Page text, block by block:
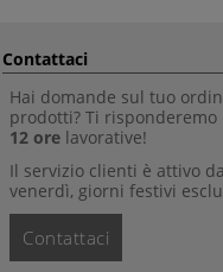
Contattaci
Hai domande sul tuo
prodotti? Ti risponderemo
12 ore lavorative!
Il servizio clienti è attivo
venerdì, giorni festivi
Contattaci